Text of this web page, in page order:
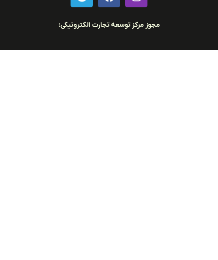
مجوز مرکز توسعه تجارت الکترونیکی: